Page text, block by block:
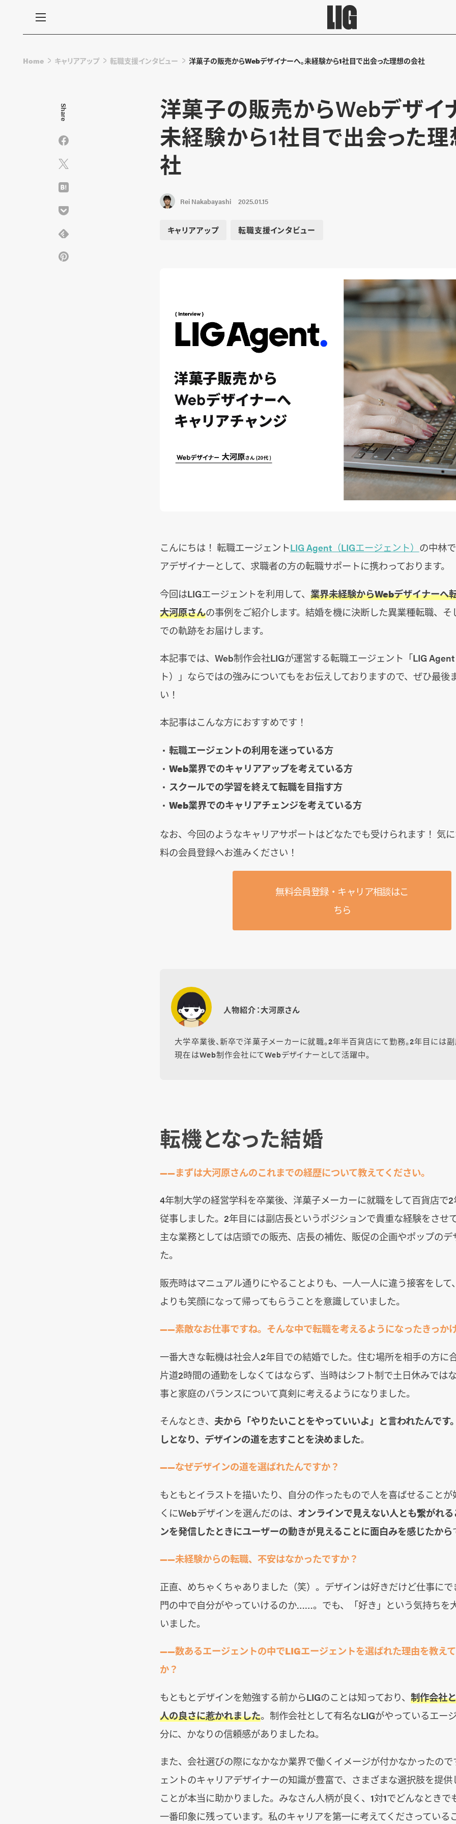
Home キャリアアップ 転職支援インタビュー 洋菓子の販売からWebデザイナーへ。未経験から1社目で出会った理想の会社
洋菓子の販売からWebデザイ
未経験から1社目で出会った
社
Rei Nakabayashi 2025.01.15
キャリアアップ 転職支援インタビュー
こんにちは！ 転職エージェントLIG Agent（LIGエージェント） の中林
アデザイナーとして、求職者の方の転職サポートに携わっております。
今回はLIGエージェントを利用して、 業界未経験からWebデザイナーへ
大河原さんの事例をご紹介します。結婚を機に決断した異業種転職、そ
での軌跡をお届けします。
本記事では、Web制作会社LIGが運営する転職エージェント「LIG
ト）」ならではの強みについてもをお伝えしておりますので、ぜひ最後
い！
本記事はこんな方におすすめです！
転職エージェントの利用を迷っている方
Web業界でのキャリアアップを考えている方
スクールでの学習を終えて転職を目指す方
Web業界でのキャリアチェンジを考えている方
なお、今回のようなキャリアサポートはどなたでも受けられます！ 気
料の会員登録へお進みください！
無料会員登録・キャリア相談はこ
ちら
人物紹介：大河原さん
大学卒業後、新卒で洋菓子メーカーに就職。2年半百貨店にて勤務。2年目には副
現在はWeb制作会社にてWebデザイナーとして活躍中。
転機となった結婚
――まずは大河原さんのこれまでの経歴について教えてください。
4年制大学の経営学科を卒業後、洋菓子メーカーに就職をして百貨店で
従事しました。2年目には副店長というポジションで貴重な経験をさせ
主な業務としては店頭での販売、店長の補佐、販促の企画やポップのデ
た。
販売時はマニュアル通りにやることよりも、一人一人に違う接客をして
よりも笑顔になって帰ってもらうことを意識していました。
――素敵なお仕事ですね。そんな中で転職を考えるようになったきっか
一番大きな転機は社会人2年目での結婚でした。住む場所を相手の方に
片道2時間の通勤をしなくてはならず、当時はシフト制で土日休みでは
事と家庭のバランスについて真剣に考えるようになりました。
そんなとき、 夫から「やりたいことをやっていいよ」と言われたんです
しとなり、デザインの道を志すことを決めました。
――なぜデザインの道を選ばれたんですか？
もともとイラストを描いたり、自分の作ったもので人を喜ばせることが
くにWebデザインを選んだのは、 オンラインで見えない人とも繋がれ
ンを発信したときにユーザーの動きが見えることに面白みを感じたから
――未経験からの転職、不安はなかったですか？
正直、めちゃくちゃありました（笑）。デザインは好きだけど仕事にで
門の中で自分がやっていけるのか……。でも、「好き」という気持ちを
いました。
――数あるエージェントの中でLIGエージェントを選ばれた理由を教え
か？
もともとデザインを勉強する前からLIGのことは知っており、 制作会社
人の良さに惹かれました。制作会社として有名なLIGがやっているエー
分に、かなりの信頼感がありましたね。
また、会社選びの際になかなか業界で働くイメージが付かなかったの
ェントのキャリアデザイナーの知識が豊富で、さまざまな選択肢を提供
ことが本当に助かりました。みなさん人柄が良く、1対1でどんなときで
一番印象に残っています。私のキャリアを第一に考えてくださっている
Share